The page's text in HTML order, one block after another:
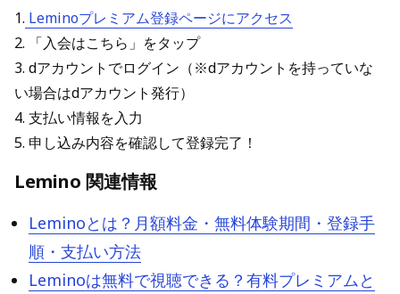
1. Leminoプレミアム登録ページにアクセス
2. 「入会はこちら」をタップ
3. dアカウントでログイン（※dアカウントを持っていな
い場合はdアカウント発行）
4. 支払い情報を入力
5. 申し込み内容を確認して登録完了！
Lemino 関連情報
Leminoとは？月額料金・無料体験期間・登録手
順・支払い方法
Leminoは無料で視聴できる？有料プレミアムと